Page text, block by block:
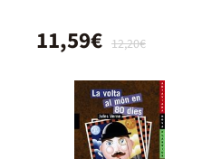
12,20€
11,59€